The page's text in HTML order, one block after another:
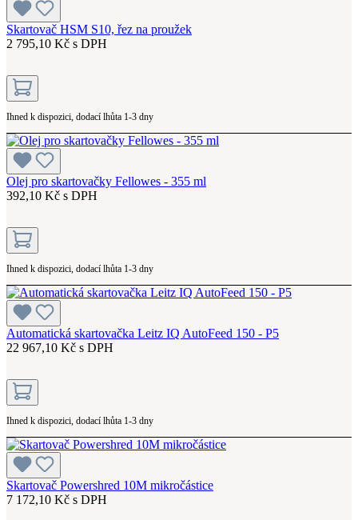
Skartovač HSM S10, řez na proužek
2 795,10 Kč s DPH
Ihned k dispozici, dodací lhůta 1-3 dny
Olej pro skartovačky Fellowes - 355 ml
392,10 Kč s DPH
Ihned k dispozici, dodací lhůta 1-3 dny
Automatická skartovačka Leitz IQ AutoFeed 150 - P5
22 967,10 Kč s DPH
Ihned k dispozici, dodací lhůta 1-3 dny
Skartovač Powershred 10M mikročástice
7 172,10 Kč s DPH